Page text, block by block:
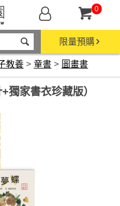
0
限量預購
教養 > 童書 > 圖畫書
家書衣珍藏版）